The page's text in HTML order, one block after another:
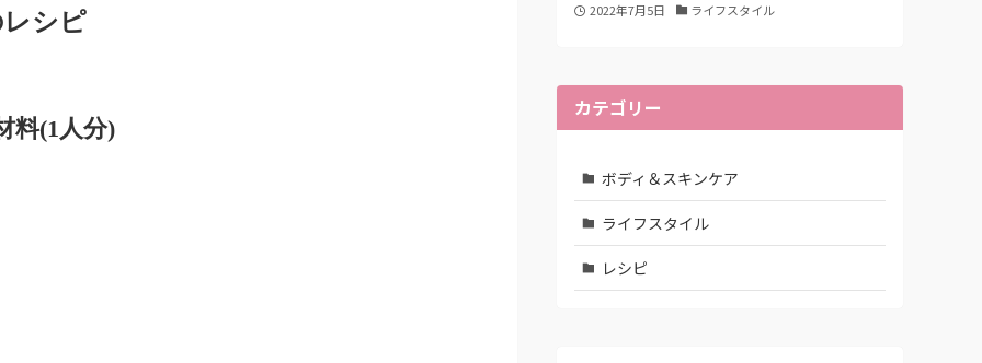
シピ
料(1人分)
2022年7月5日 ライフスタイル
カテゴリー
ボディ＆スキンケア
ライフスタイル
レシピ